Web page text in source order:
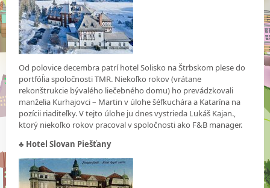
Od polovice decembra patrí hotel Solisko na Štrbskom plese do
portfóĺia spoločnosti TMR. Niekoľko rokov (vrátane
rekonštrukcie bývalého liečebného domu) ho prevádzkovali
manželia Kurhajovci – Martin v úlohe šéfkuchára a Katarína na
pozícii riaditeľky. V tejto úlohe ju dnes vystrieda Lukáš Kajan.,
ktorý niekoľko rokov pracoval v spoločnosti ako F&B manager.
♣ Hotel Slovan Piešťany